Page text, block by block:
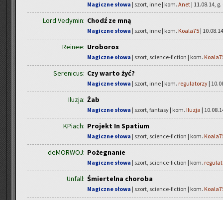
Magiczne słowa | szort, inne | kom. Anet | 11.08.14, g.
Lord Vedymin: Chodź ze mną
Magiczne słowa | szort, inne | kom. Koala75 |
Reinee: Uroboros
Magiczne słowa | szort, science-fiction | kom.
Serenicus: Czy warto żyć?
Magiczne słowa | szort, inne | kom. regulatorzy |
Iluzja: Żab
Magiczne słowa | szort, fantasy | kom. Iluzja |
KPiach: Projekt In Spatium
Magiczne słowa | szort, science-fiction | kom.
deMORWOJ: Pożegnanie
Magiczne słowa | szort, science-fiction | kom.
Unfall: Śmiertelna choroba
Magiczne słowa | szort, science-fiction | kom.